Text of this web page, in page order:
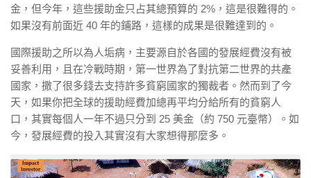
金，但今年，這些援助金只占其總預算的 2%，這是很難得的。
如果沒有前面近 40 年的鋪路，這樣的成果是很難達到的。
國際援助之所以為人垢病，主要源自於各國的發展經費沒有被
妥善利用，且在冷戰時期，第一世界為了對抗第二世界的共產
國家，撒了很多錢去支持許多貧窮國家的獨裁者。然而到了今
天，如果你把全球的援助經費加總再平均分給所有的貧窮人
口，其實每個人一年不過只分到 25 美金（約 750 元臺幣）。如
今，發展經費的投入其實沒有大家想得那麼多。